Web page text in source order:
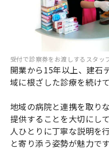
受付で診察券をお渡しするスタッ
開業から15年以上、建石
域に根ざした診療を続け
地域の病院と連携を取り
提供することを大切にし
人ひとりに丁寧な説明を
と寄り添う姿勢が魅力です